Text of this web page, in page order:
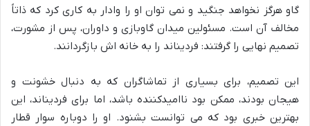
گاو هرگز نخواهد جنگید و نمی توان او را وادار به کاری کرد که ذاتاً
مخالف آن است. مسئولین میدان گاوبازی و داوران، پس از مشورت،
تصمیم نهایی را گرفتند: فردیناند را به خانه اش بازگردانند.
این تصمیم، برای بسیاری از تماشاگران که به دنبال خشونت و
هیجان بودند، ممکن بود ناامیدکننده باشد، اما برای فردیناند، این
بهترین خبری بود که می توانست بشنود. او را دوباره سوار قطار